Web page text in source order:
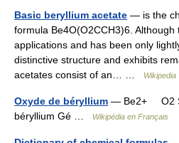
Basic beryllium acetate — is the
formula Be4O(O2CCH3)6.
applications and has been only
distinctive structure and exhibits
acetates consist of an… …
Wikipedia
Oxyde de béryllium — Be2+ O2
béryllium Gé …
Wikipédia en Français